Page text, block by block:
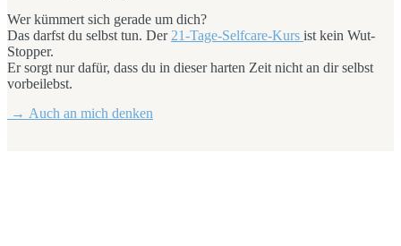
Wer kümmert sich gerade um dich?
Das darfst du selbst tun. Der 21-Tage-Selfcare-Kurs ist kein Wut-
Stopper.
Er sorgt nur dafür, dass du in dieser harten Zeit nicht an dir selbst
vorbeilebst.
→ Auch an mich denken